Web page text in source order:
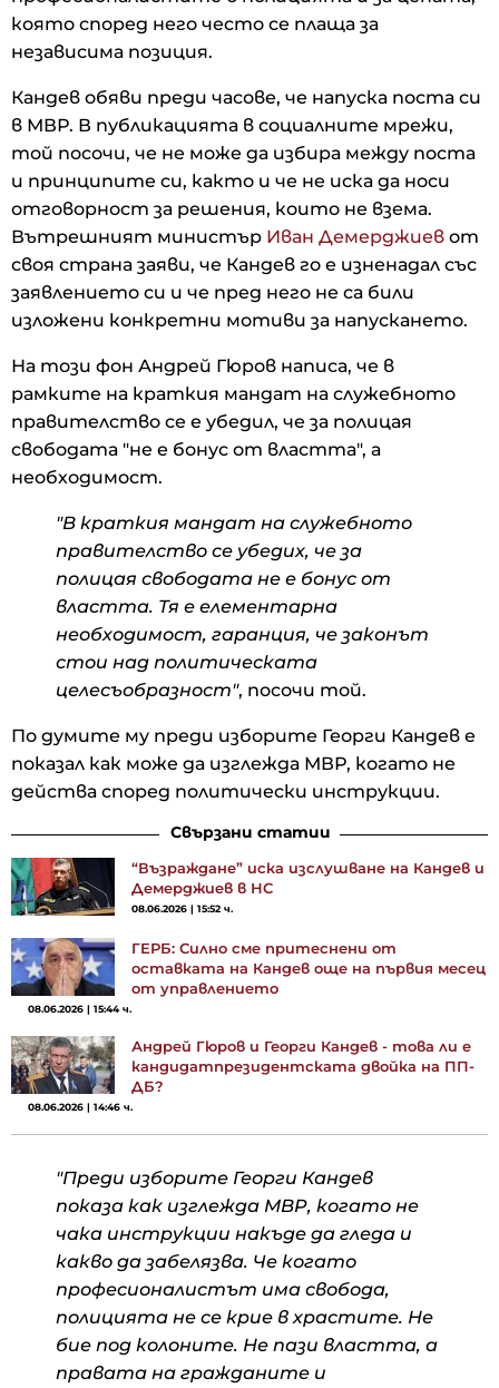
която според него често се плаща за
независима позиция.
Кандев обяви преди часове, че напуска поста си
в МВР. В публикацията в социалните мрежи,
той посочи, че не може да избира между поста
и принципите си, както и че не иска да носи
отговорност за решения, които не взема.
Вътрешният министър Иван Демерджиев от
своя страна заяви, че Кандев го е изненадал със
заявлението си и че пред него не са били
изложени конкретни мотиви за напускането.
На този фон Андрей Гюров написа, че в
рамките на краткия мандат на служебното
правителство се е убедил, че за полицая
свободата "не е бонус от властта", а
необходимост.
"В краткия мандат на служебното
правителство се убедих, че за
полицая свободата не е бонус от
властта. Тя е елементарна
необходимост, гаранция, че законът
стои над политическата
целесъобразност", посочи той.
По думите му преди изборите Георги Кандев е
показал как може да изглежда МВР, когато не
действа според политически инструкции.
Свързани статии
“Възраждане” иска изслушване на Кандев и
Демерджиев в НС
08.06.2026 | 15:52 ч.
ГЕРБ: Силно сме притеснени от
оставката на Кандев още на първия месец
от управлението
08.06.2026 | 15:44 ч.
Андрей Гюров и Георги Кандев - това ли е
кандидатпрезидентската двойка на ПП-
ДБ?
08.06.2026 | 14:46 ч.
"Преди изборите Георги Кандев
показа как изглежда МВР, когато не
чака инструкции накъде да гледа и
какво да забелязва. Че когато
професионалистът има свобода,
полицията не се крие в храстите. Не
бие под колоните. Не пази властта, а
правата на гражданите и